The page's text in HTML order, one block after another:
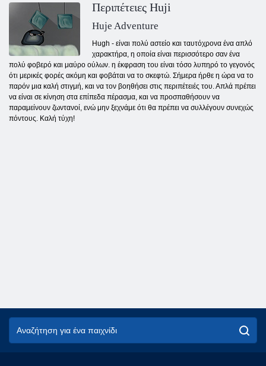
Περιπέτειες Huji
Huje Adventure
Hugh - είναι πολύ αστείο και ταυτόχρονα ένα απλό
χαρακτήρα, η οποία είναι περισσότερο σαν ένα
πολύ φοβερό και μαύρο ούλων. η έκφραση του είναι τόσο λυπηρό το γεγονός
ότι μερικές φορές ακόμη και φοβάται να το σκεφτώ. Σήμερα ήρθε η ώρα να το
παρόν μια καλή στιγμή, και να τον βοηθήσει στις περιπέτειές του. Απλά πρέπει
να είναι σε κίνηση στα επίπεδα πέρασμα, και να προσπαθήσουν να
παραμείνουν ζωντανοί, ενώ μην ξεχνάμε ότι θα πρέπει να συλλέγουν συνεχώς
πόντους. Καλή τύχη!